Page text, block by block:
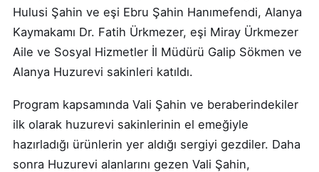
Hulusi Şahin ve eşi Ebru Şahin Hanımefendi, Alanya
Kaymakamı Dr. Fatih Ürkmezer, eşi Miray Ürkmezer
Aile ve Sosyal Hizmetler İl Müdürü Galip Sökmen ve
Alanya Huzurevi sakinleri katıldı.
Program kapsamında Vali Şahin ve beraberindekiler
ilk olarak huzurevi sakinlerinin el emeğiyle
hazırladığı ürünlerin yer aldığı sergiyi gezdiler. Daha
sonra Huzurevi alanlarını gezen Vali Şahin,